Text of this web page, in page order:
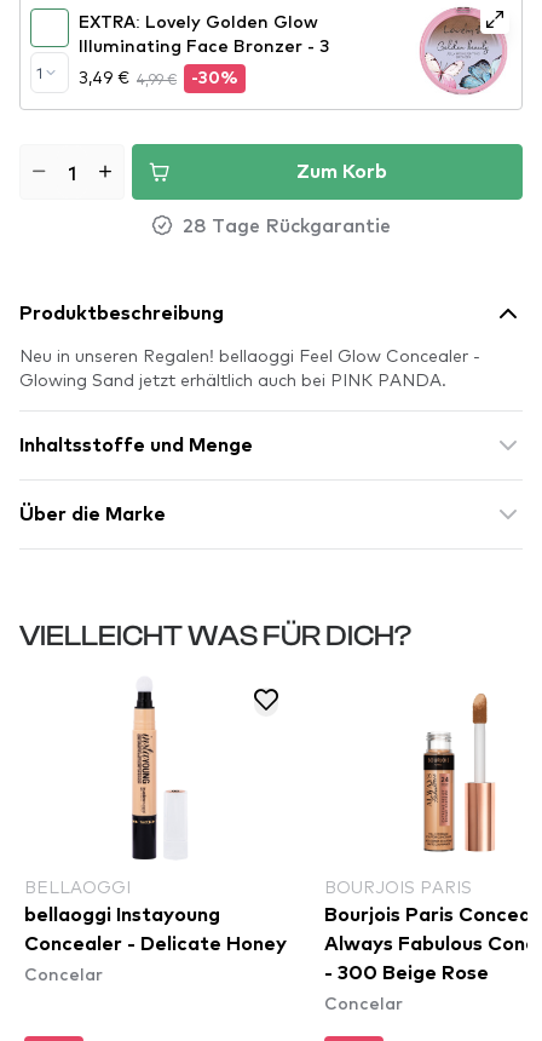
1
EXTRA: Lovely Golden Glow
Illuminating Face Bronzer - 3
3,49 € 4,99 € -30%
Zum Korb
28 Tage Rückgarantie
Produktbeschreibung
Neu in unseren Regalen! bellaoggi Feel Glow Concealer -
Glowing Sand jetzt erhältlich auch bei PINK PANDA.
Inhaltsstoffe und Menge
Über die Marke
VIELLEICHT WAS FÜR DICH?
BELLAOGGI
bellaoggi Instayoung
Concealer - Delicate Honey
Concelar
BOURJOIS PARIS
Bourjois Paris
Always Fabulous
- 300 Beige Rose
Concelar